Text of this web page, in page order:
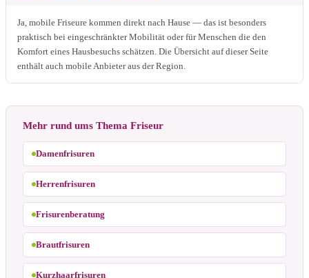
Ja, mobile Friseure kommen direkt nach Hause — das ist besonders
praktisch bei eingeschränkter Mobilität oder für Menschen die den
Komfort eines Hausbesuchs schätzen. Die Übersicht auf dieser Seite
enthält auch mobile Anbieter aus der Region.
Mehr rund ums Thema Friseur
Damenfrisuren
Herrenfrisuren
Frisurenberatung
Brautfrisuren
Kurzhaarfrisuren